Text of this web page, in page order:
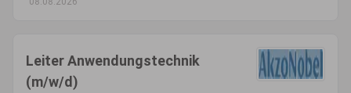
Leiter Anwendungstechnik
(m/w/d)